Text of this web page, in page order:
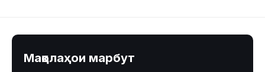
Мақолаҳои марбут